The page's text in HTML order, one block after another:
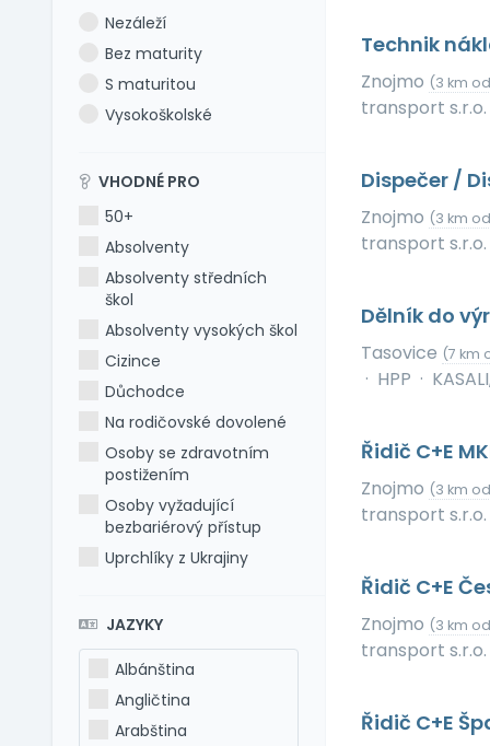
Nezáleží
Bez maturity
S maturitou
Vysokoškolské
VHODNÉ PRO
50+
Absolventy
Absolventy středních
škol
Absolventy vysokých škol
Cizince
Důchodce
Na rodičovské dovolené
Osoby se zdravotním
postižením
Osoby vyžadující
bezbariérový přístup
Uprchlíky z Ukrajiny
JAZYKY
Albánština
Angličtina
Arabština
Technik
Znojmo (3 km
transport s.r.o.
Dispečer /
Znojmo (3 km
transport s.r.o.
Dělník do
Tasovice (7 km
· HPP ·
Řidič C+E
Znojmo (3 km
transport s.r.o.
Řidič C+E
Znojmo (3 km
transport s.r.o.
Řidič C+E